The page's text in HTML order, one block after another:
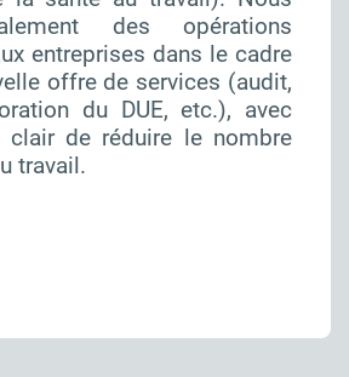
des opérations
entreprises dans le cadre
offre de services (audit,
du DUE, etc.), avec
de réduire le nombre
travail.